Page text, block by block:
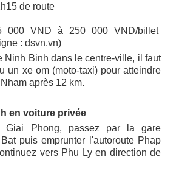
de route
000 VND à 250 000 VND/billet
: dsvn.vn)
Ninh Binh dans le centre-ville, il faut
un xe om (moto-taxi) pour atteindre
après 12 km.
en voiture privée
Giai Phong, passez par la gare
puis emprunter l'autoroute Phap
vers Phu Ly en direction de